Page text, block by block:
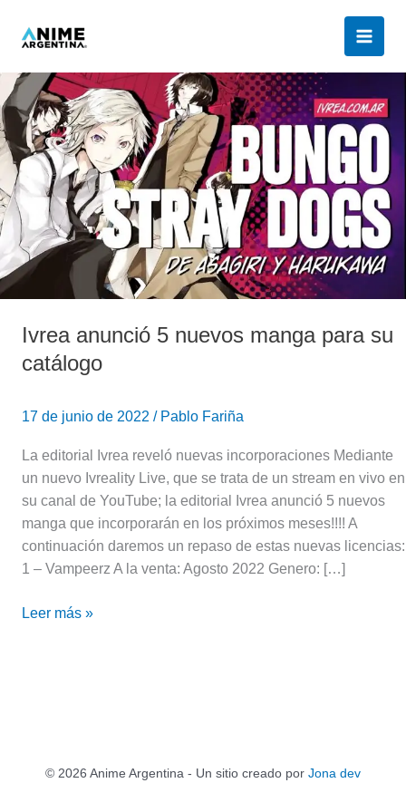
Ivrea anunció 5 nuevos manga para su
catálogo
17 de junio de 2022 / Pablo Fariña
La editorial Ivrea reveló nuevas incorporaciones Mediante
un nuevo Ivreality Live, que se trata de un stream en vivo en
su canal de YouTube; la editorial Ivrea anunció 5 nuevos
manga que incorporarán en los próximos meses!!!! A
continuación daremos un repaso de estas nuevas licencias:
1 – Vampeerz A la venta: Agosto 2022 Genero: […]
Ivrea
anunció
5
nuevos
manga
para
su
catálogo
Leer más »
© 2026 Anime Argentina - Un sitio creado por Jona dev